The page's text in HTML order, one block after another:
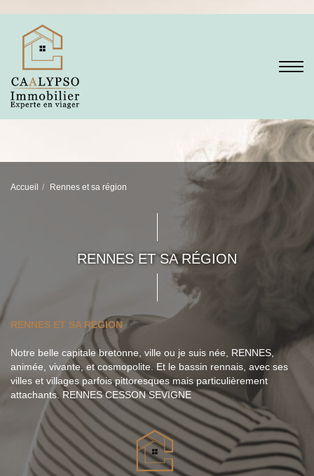
Accueil Rennes et sa région
RENNES ET SA RÉGION
RENNES ET SA REGION
Notre belle capitale bretonne, ville ou je suis née, RENNES,
animée, vivante, et cosmopolite. Et le bassin rennais, avec ses
villes et villages parfois pittoresques mais particulièrement
attachants. RENNES CESSON SEVIGNE